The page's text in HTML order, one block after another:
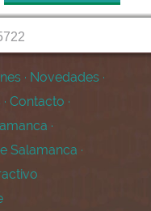
· Novedades ·
· Contacto ·
·
Salamanca ·